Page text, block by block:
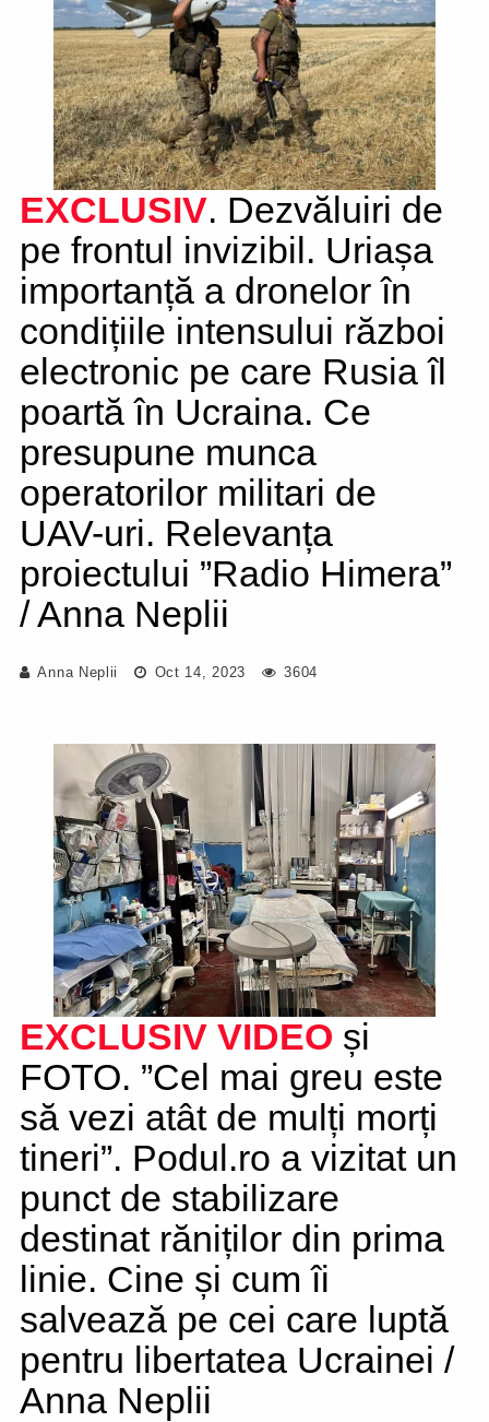
EXCLUSIV. Dezvăluiri de
pe frontul invizibil. Uriașa
importanță a dronelor în
condițiile intensului război
electronic pe care Rusia îl
poartă în Ucraina. Ce
presupune munca
operatorilor militari de
UAV-uri. Relevanța
proiectului ”Radio Himera”
/ Anna Neplii
Anna Neplii Oct 14, 2023 3604
EXCLUSIV VIDEO și
FOTO. ”Cel mai greu este
să vezi atât de mulți morți
tineri”. Podul.ro a vizitat un
punct de stabilizare
destinat răniților din prima
linie. Cine și cum îi
salvează pe cei care luptă
pentru libertatea Ucrainei /
Anna Neplii